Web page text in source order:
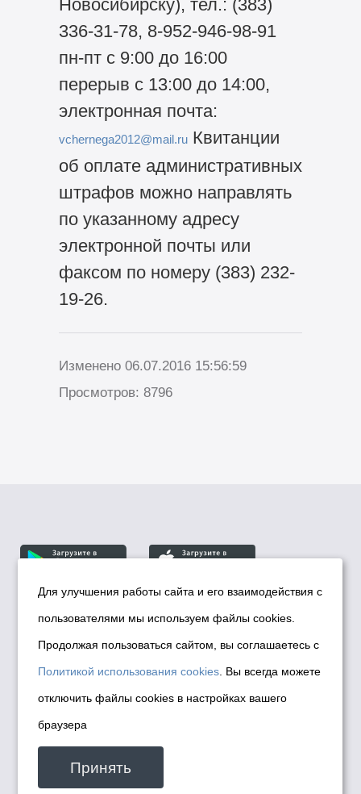
Новосибирску), тел.: (383)
336-31-78, 8-952-946-98-91
пн-пт с 9:00 до 16:00
перерыв с 13:00 до 14:00,
электронная почта:
vchernega2012@mail.ruКвитанции
об оплате административных
штрафов можно направлять
по указанному адресу
электронной почты или
факсом по номеру (383) 232-
19-26.
Изменено 06.07.2016 15:56:59
Просмотров: 8796
© Департамент информационной политики мэрии
города Новосибирска, 2026
Политика использования Cookies
Политика по обработке персональных
данных в информационных системах
мэрии города Новосибирска
Техническая поддержка сайта -
malinchukvl@mail.ru
Для улучшения работы сайта и его взаимодействия с
пользователями мы используем файлы cookies.
Продолжая пользоваться сайтом, вы соглашаетесь с
Политикой использования cookies . Вы всегда можете
отключить файлы cookies в настройках вашего
браузера
Принять